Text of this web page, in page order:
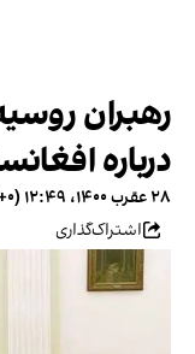
رهبران
درباره
۲۸ عقرب ۱۴۰۰، ۱۲:۴۹ (‎+۰ گرینویچ)
اشتراک‌گذاری